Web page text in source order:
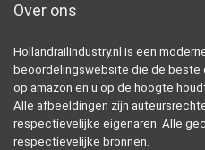
Over ons
Hollandrailindustry.nl is een
beoordelingswebsite die de beste
op amazon en u op de hoogte
Alle afbeeldingen zijn
respectievelijke eigenaren. Alle
respectievelijke bronnen.